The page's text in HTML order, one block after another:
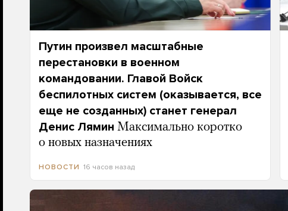
Путин произвел масштабные
перестановки в военном
командовании. Главой Войск
беспилотных систем (оказывается, все
еще не созданных) станет генерал
Денис Лямин Максимально коротко
о новых назначениях
НОВОСТИ 16 часов назад